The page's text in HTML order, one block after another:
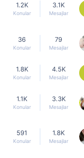
1.2K
Konular
3.1K
Mesajlar
36
Konular
79
Mesajlar
1.8K
Konular
4.5K
Mesajlar
1.1K
Konular
3.3K
Mesajlar
591
Konular
1.8K
Mesajlar